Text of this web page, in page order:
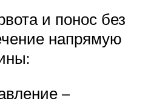
и понос без
напрямую
–